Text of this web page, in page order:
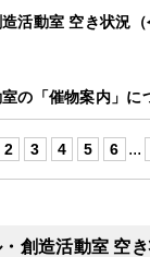
造活動室 空き状況
の「催物案内」に
2 3 4 5 6 ...
・創造活動室 空